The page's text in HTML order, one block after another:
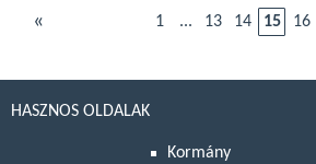
« 1 ... 13 14 15 16
HASZNOS OLDALAK
Kormány